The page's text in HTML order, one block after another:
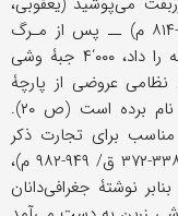
۳۰۱). زمـانی‌که امیـن (حک‍ ۱۹۳- ۱۹۸ ق/ ۸۰۹-۸۱۴ م) ــ پس از مـرگ
هارون‌الرشید (۱۹۳ ق) ــ دستور شمارش خزانه را داد، ۰۰۰‘۴ جبۀ وشی
با نخ طلا) شمرده شد (ابن‌زبیر، ۲۱۴). نظامی عروضی از پارچۀ
نسیج (نوعی پارچۀ زربفت) در زمان مأمون نام برده است (ص ۲۰).
زربفت در اواخر سدۀ ۲ ق/ ۸ م، مناسب برای تجارت ذکر
شده‌اند (جاحظ، ۲۷). در زمان عضدالدوله (سل‍ ۳۳۸-۳۷۲ ق/ ۹۴۹-۹۸۲ م)،
سیاه با طلا بافته می‌شد (صابی، ۸۰). بنابر نوشتۀ جغرافی‌دانان